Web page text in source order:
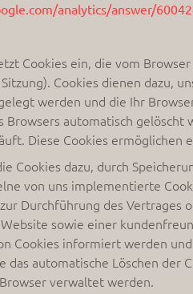
analytics/answer/
Cookies ein, die vom
Cookies dienen dazu,
werden und die Ihr
Browsers automatisch
Diese Cookies ermöglichen
Cookies dazu, durch
von uns implementierte
Durchführung des
sowie einer
Cookies informiert werden
das automatische Löschen
verwaltet werden.